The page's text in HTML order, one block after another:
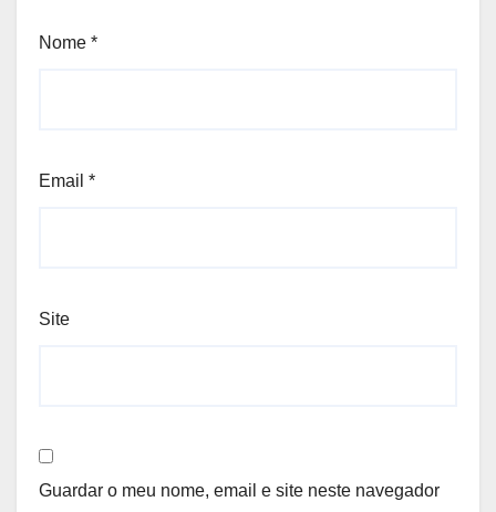
Nome *
Email *
Site
Guardar o meu nome, email e site neste navegador